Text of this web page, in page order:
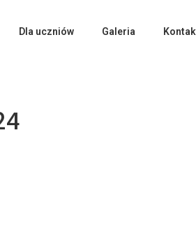
Dla uczniów Galeria